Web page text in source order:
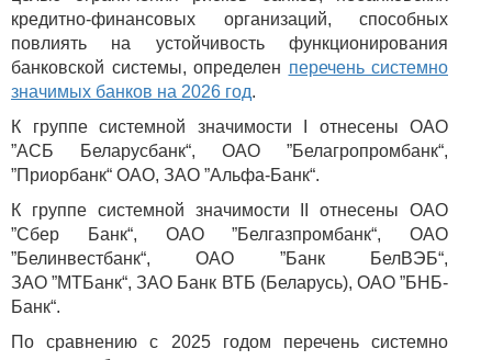
кредитно-финансовых организаций, способных
повлиять на устойчивость функционирования
банковской системы, определен перечень системно
значимых банков на 2026 год.
К группе системной значимости I отнесены ОАО
”АСБ Беларусбанк“, ОАО ”Белагропромбанк“,
”Приорбанк“ ОАО, ЗАО ”Альфа-Банк“.
К группе системной значимости II отнесены ОАО
”Сбер Банк“, ОАО ”Белгазпромбанк“, ОАО
”Белинвестбанк“, ОАО ”Банк БелВЭБ“,
ЗАО ”МТБанк“, ЗАО Банк ВТБ (Беларусь), ОАО ”БНБ-
Банк“.
По сравнению с 2025 годом перечень системно